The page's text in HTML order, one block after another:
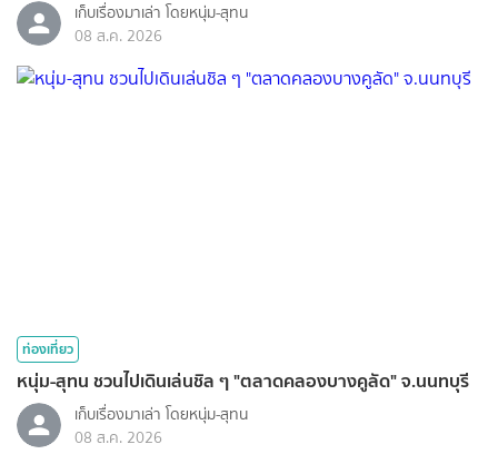
เก็บเรื่องมาเล่า โดยหนุ่ม-สุทน
08 ส.ค. 2026
ท่องเที่ยว
หนุ่ม-สุทน ชวนไปเดินเล่นชิล ๆ "ตลาดคลองบางคูลัด" จ.นนทบุรี
เก็บเรื่องมาเล่า โดยหนุ่ม-สุทน
08 ส.ค. 2026